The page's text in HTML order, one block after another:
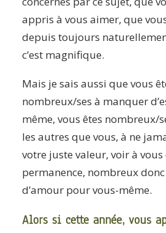
appris à vous aimer, que
depuis toujours
c’est magnifique.
Mais je sais aussi que vous
nombreux/ses à manquer
même, vous êtes nombreux/
les autres que vous, à ne
votre juste valeur, voir à
permanence, nombreux
d’amour pour vous-même.
Alors si cette année, vous